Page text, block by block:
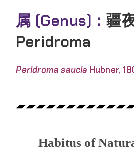
属 (Genus)：疆
Peridroma
Peridroma saucia Hubner,
Habitus of